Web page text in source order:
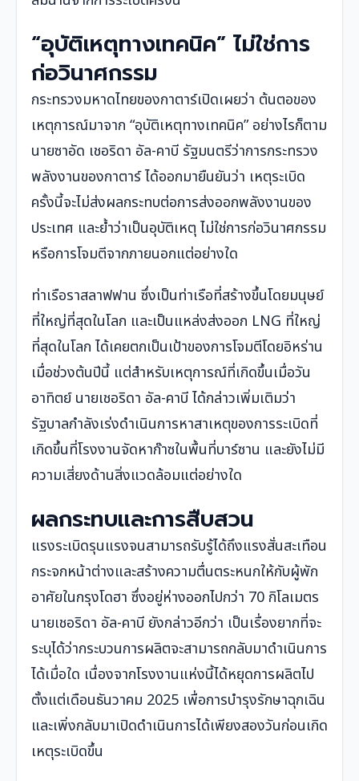
“อุบัติเหตุทางเทคนิค” ไม่ใช่การ
ก่อวินาศกรรม
กระทรวงมหาดไทยของกาตาร์เปิดเผยว่า ต้นตอของ
เหตุการณ์มาจาก “อุบัติเหตุทางเทคนิค” อย่างไรก็ตาม
นายซาอัด เชอริดา อัล-คาบี รัฐมนตรีว่าการกระทรวง
พลังงานของกาตาร์ ได้ออกมายืนยันว่า เหตุระเบิด
ครั้งนี้จะไม่ส่งผลกระทบต่อการส่งออกพลังงานของ
ประเทศ และย้ำว่าเป็นอุบัติเหตุ ไม่ใช่การก่อวินาศกรรม
หรือการโจมตีจากภายนอกแต่อย่างใด
ท่าเรือราสลาฟฟาน ซึ่งเป็นท่าเรือที่สร้างขึ้นโดยมนุษย์
ที่ใหญ่ที่สุดในโลก และเป็นแหล่งส่งออก LNG ที่ใหญ่
ที่สุดในโลก ได้เคยตกเป็นเป้าของการโจมตีโดยอิหร่าน
เมื่อช่วงต้นปีนี้ แต่สำหรับเหตุการณ์ที่เกิดขึ้นเมื่อวัน
อาทิตย์ นายเชอริดา อัล-คาบี ได้กล่าวเพิ่มเติมว่า
รัฐบาลกำลังเร่งดำเนินการหาสาเหตุของการระเบิดที่
เกิดขึ้นที่โรงงานจัดหาก๊าซในพื้นที่บาร์ซาน และยังไม่มี
ความเสี่ยงด้านสิ่งแวดล้อมแต่อย่างใด
ผลกระทบและการสืบสวน
แรงระเบิดรุนแรงจนสามารถรับรู้ได้ถึงแรงสั่นสะเทือน
กระจกหน้าต่างและสร้างความตื่นตระหนกให้กับผู้พัก
อาศัยในกรุงโดฮา ซึ่งอยู่ห่างออกไปกว่า 70 กิโลเมตร
นายเชอริดา อัล-คาบี ยังกล่าวอีกว่า เป็นเรื่องยากที่จะ
ระบุได้ว่ากระบวนการผลิตจะสามารถกลับมาดำเนินการ
ได้เมื่อใด เนื่องจากโรงงานแห่งนี้ได้หยุดการผลิตไป
ตั้งแต่เดือนธันวาคม 2025 เพื่อการบำรุงรักษาฉุกเฉิน
และเพิ่งกลับมาเปิดดำเนินการได้เพียงสองวันก่อนเกิด
เหตุระเบิดขึ้น